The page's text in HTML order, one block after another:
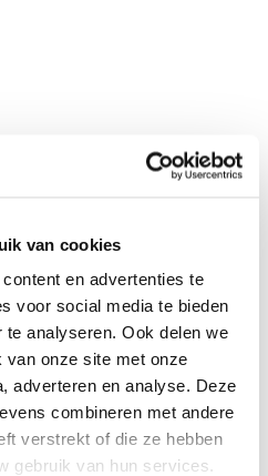
van cookies
en advertenties te
voor social media te bieden
analyseren. Ook delen we
van onze site met onze
adverteren en analyse. Deze
combineren met andere
verstrekt of die ze hebben
gebruik van hun services.